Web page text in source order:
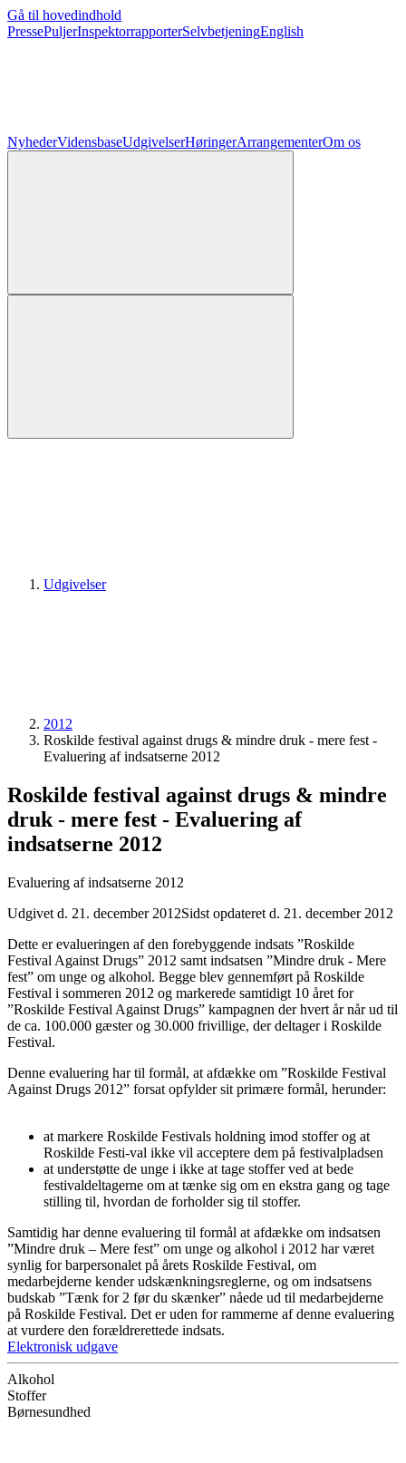
Gå til hovedindhold
PressePuljerInspektorrapporterSelvbetjeningEnglish
NyhederVidensbaseUdgivelserHøringerArrangementerOm os
Udgivelser
2012
Roskilde festival against drugs & mindre druk - mere fest -
Evaluering af indsatserne 2012
Roskilde festival against drugs & mindre
druk - mere fest - Evaluering af
indsatserne 2012
Evaluering af indsatserne 2012
Udgivet d. 21. december 2012Sidst opdateret d. 21. december 2012
Dette er evalueringen af den forebyggende indsats ”Roskilde
Festival Against Drugs” 2012 samt indsatsen ”Mindre druk - Mere
fest” om unge og alkohol. Begge blev gennemført på Roskilde
Festival i sommeren 2012 og markerede samtidigt 10 året for
”Roskilde Festival Against Drugs” kampagnen der hvert år når ud til
de ca. 100.000 gæster og 30.000 frivillige, der deltager i Roskilde
Festival.
Denne evaluering har til formål, at afdække om ”Roskilde Festival
Against Drugs 2012” forsat opfylder sit primære formål, herunder:
at markere Roskilde Festivals holdning imod stoffer og at
Roskilde Festi-val ikke vil acceptere dem på festivalpladsen
at understøtte de unge i ikke at tage stoffer ved at bede
festivaldeltagerne om at tænke sig om en ekstra gang og tage
stilling til, hvordan de forholder sig til stoffer.
Samtidig har denne evaluering til formål at afdække om indsatsen
”Mindre druk – Mere fest” om unge og alkohol i 2012 har været
synlig for barpersonalet på årets Roskilde Festival, om
medarbejderne kender udskænkningsreglerne, og om indsatsens
budskab ”Tænk for 2 før du skænker” nåede ud til medarbejderne
på Roskilde Festival. Det er uden for rammerne af denne evaluering
at vurdere den forældrerettede indsats.
Elektronisk udgave
Alkohol
Stoffer
Børnesundhed